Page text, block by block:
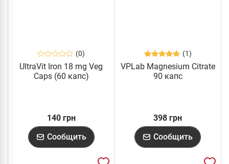
(0)
UltraVit Iron 18 mg Veg
Caps (60 капс)
140 грн
Сообщить
(1)
VPLab Magnesium Citrate
90 капс
398 грн
Сообщить